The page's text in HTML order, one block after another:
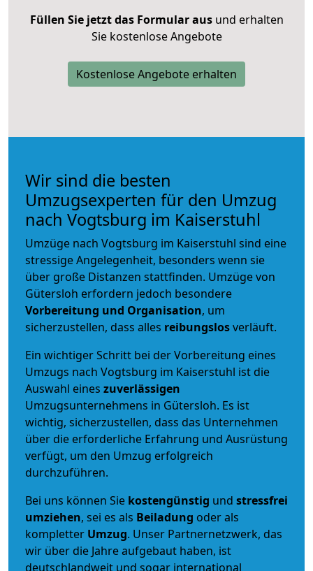
Füllen Sie jetzt das Formular ausund erhalten
Sie kostenlose Angebote
Kostenlose Angebote erhalten
Wir sind die besten
Umzugsexperten für den Umzug
nach Vogtsburg im Kaiserstuhl
Umzüge nach Vogtsburg im Kaiserstuhl sind eine
stressige Angelegenheit, besonders wenn sie
über große Distanzen stattfinden. Umzüge von
Gütersloh erfordern jedoch besondere
Vorbereitung und Organisation, um
sicherzustellen, dass alles reibungslosverläuft.
Ein wichtiger Schritt bei der Vorbereitung eines
Umzugs nach Vogtsburg im Kaiserstuhl ist die
Auswahl eines zuverlässigen
Umzugsunternehmens in Gütersloh. Es ist
wichtig, sicherzustellen, dass das Unternehmen
über die erforderliche Erfahrung und Ausrüstung
verfügt, um den Umzug erfolgreich
durchzuführen.
Bei uns können Sie kostengünstig und stressfrei
umziehen, sei es als Beiladung oder als
kompletter Umzug. Unser Partnernetzwerk, das
wir über die Jahre aufgebaut haben, ist
deutschlandweit und sogar international